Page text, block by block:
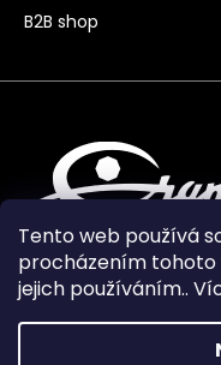
Tento web používá
procházením tohoto
jejich používáním..
B2B shop